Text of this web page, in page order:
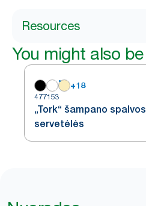
Resources
You might also
+18
477153
„Tork“ šampano
servetėlės